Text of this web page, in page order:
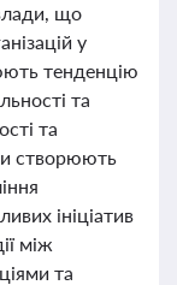
що
у
тенденцію
та
та
створюють
ініціатив
між
та